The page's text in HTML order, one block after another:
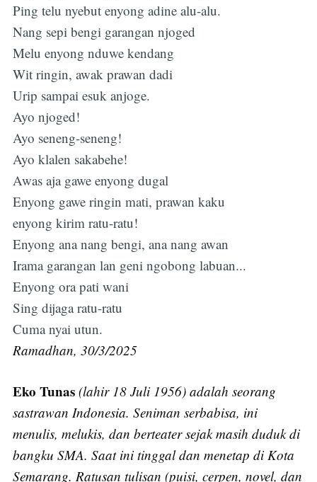
Ping telu nyebut enyong adine alu-alu.
Nang sepi bengi garangan njoged
Melu enyong nduwe kendang
Wit ringin, awak prawan dadi
Urip sampai esuk anjoge.
Ayo njoged!
Ayo seneng-seneng!
Ayo klalen sakabehe!
Awas aja gawe enyong dugal
Enyong gawe ringin mati, prawan kaku
enyong kirim ratu-ratu!
Enyong ana nang bengi, ana nang awan
Irama garangan lan geni ngobong labuan...
Enyong ora pati wani
Sing dijaga ratu-ratu
Cuma nyai utun.
Ramadhan, 30/3/2025
Eko Tunas (lahir 18 Juli 1956) adalah seorang
sastrawan Indonesia. Seniman serbabisa, ini
menulis, melukis, dan berteater sejak masih duduk di
bangku SMA. Saat ini tinggal dan menetap di Kota
Semarang. Ratusan tulisan (puisi, cerpen, novel, dan